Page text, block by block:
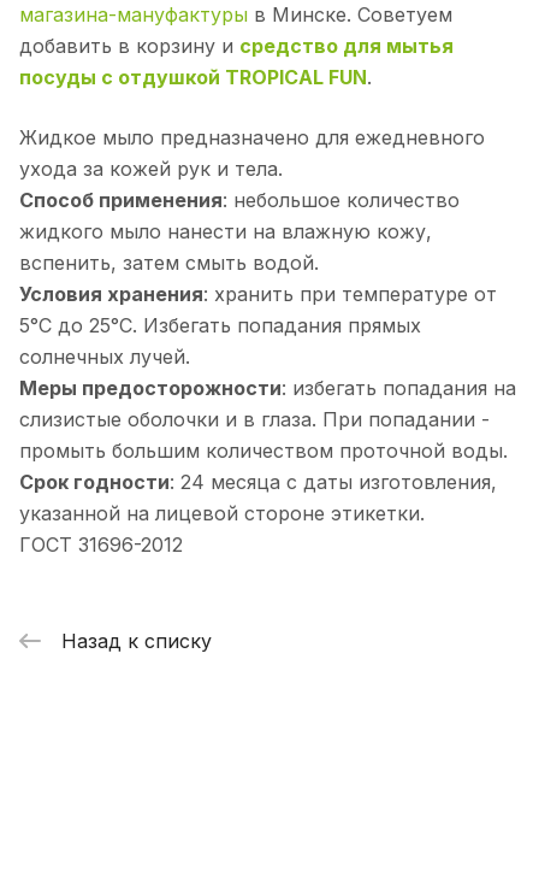
магазина-мануфактуры в Минске. Советуем
добавить в корзину и средство для мытья
посуды с отдушкой TROPICAL FUN.
Жидкое мыло предназначено для ежедневного
ухода за кожей рук и тела.
Способ применения: небольшое количество
жидкого мыло нанести на влажную кожу,
вспенить, затем смыть водой.
Условия хранения: хранить при температуре от
5°С до 25°С. Избегать попадания прямых
солнечных лучей.
Меры предосторожности: избегать попадания на
слизистые оболочки и в глаза. При попадании -
промыть большим количеством проточной воды.
Срок годности: 24 месяца с даты изготовления,
указанной на лицевой стороне этикетки.
ГОСТ 31696-2012
Назад к списку